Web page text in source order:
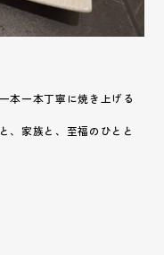
本一本丁寧に焼き上げる
、家族と、至福のひとと